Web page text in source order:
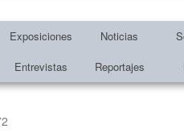
Exposiciones Noticias
Entrevistas Reportajes